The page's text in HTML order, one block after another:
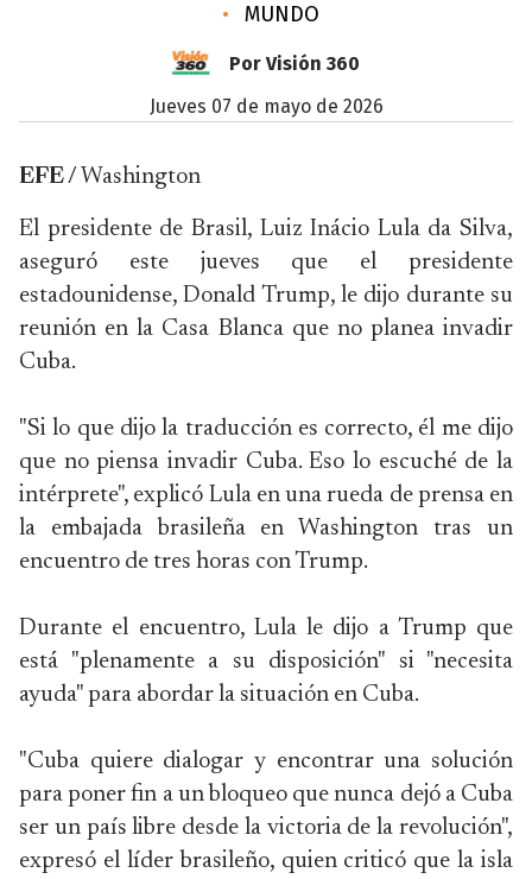
• MUNDO
Por Visión 360
jueves 07 de mayo de 2026
EFE / Washington
El presidente de Brasil, Luiz Inácio Lula da Silva,
aseguró este jueves que el presidente
estadounidense, Donald Trump, le dijo durante su
reunión en la Casa Blanca que no planea invadir
Cuba.
"Si lo que dijo la traducción es correcto, él me dijo
que no piensa invadir Cuba. Eso lo escuché de la
intérprete", explicó Lula en una rueda de prensa en
la embajada brasileña en Washington tras un
encuentro de tres horas con Trump.
Durante el encuentro, Lula le dijo a Trump que
está "plenamente a su disposición" si "necesita
ayuda" para abordar la situación en Cuba.
"Cuba quiere dialogar y encontrar una solución
para poner fin a un bloqueo que nunca dejó a Cuba
ser un país libre desde la victoria de la revolución",
expresó el líder brasileño, quien criticó que la isla